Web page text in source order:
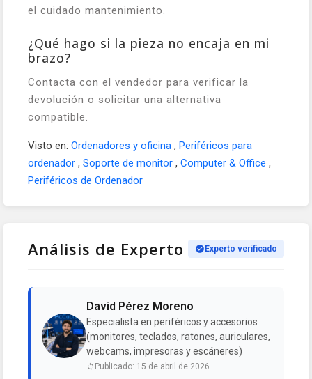
el cuidado mantenimiento.
¿Qué hago si la pieza no encaja en mi
brazo?
Contacta con el vendedor para verificar la
devolución o solicitar una alternativa
compatible.
Visto en: Ordenadores y oficina , Periféricos para
ordenador , Soporte de monitor , Computer & Office ,
Periféricos de Ordenador
Análisis de Experto Experto verificado
David Pérez Moreno
Especialista en periféricos y accesorios
(monitores, teclados, ratones, auriculares,
webcams, impresoras y escáneres)
Publicado: 15 de abril de 2026